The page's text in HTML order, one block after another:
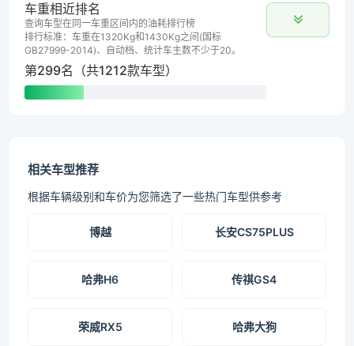
车重相近排名
查询车型在同一车重区间内的油耗排行榜
排行标准：车重在1320Kg和1430Kg之间(国标
GB27999-2014)、自动档、统计车主数不少于20。
第299名（共1212款车型）
相关车型推荐
根据车辆级别和车价为您筛选了一些热门车型供参考
博越 长安CS75PLUS
哈弗H6 传祺GS4
荣威RX5 哈弗大狗